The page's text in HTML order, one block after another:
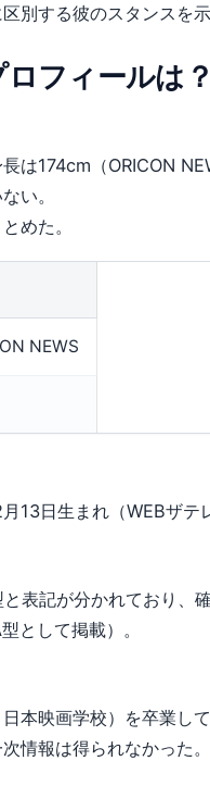
別する彼のスタンスを
フィールは
は174cm（ORICON
い。
めた。
NEWS
13日生まれ（WEBザテ
表記が分かれており、
として掲載）。
本映画学校）を卒業し
情報は得られなかった。